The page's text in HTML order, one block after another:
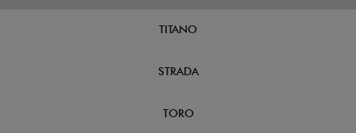
TITANO
STRADA
TORO